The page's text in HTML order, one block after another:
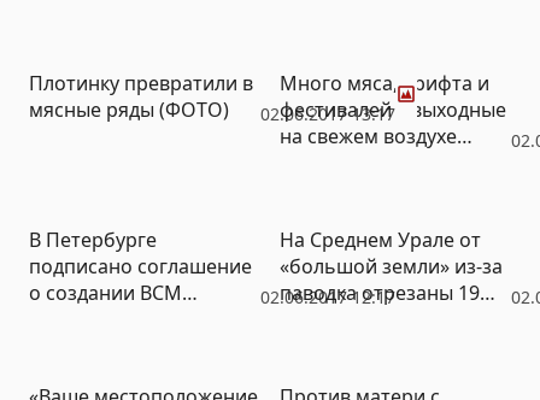
02.06.2017 13:17
Плотинку превратили в
мясные ряды (ФОТО)
Фото
Много мяса, дрифта и
фестивалей – выходные
на свежем воздухе
02.06.2017 12:17
В Петербурге
подписано соглашение
о создании ВСМ
На Среднем Урале от
«большой земли» из-за
паводка отрезаны 19